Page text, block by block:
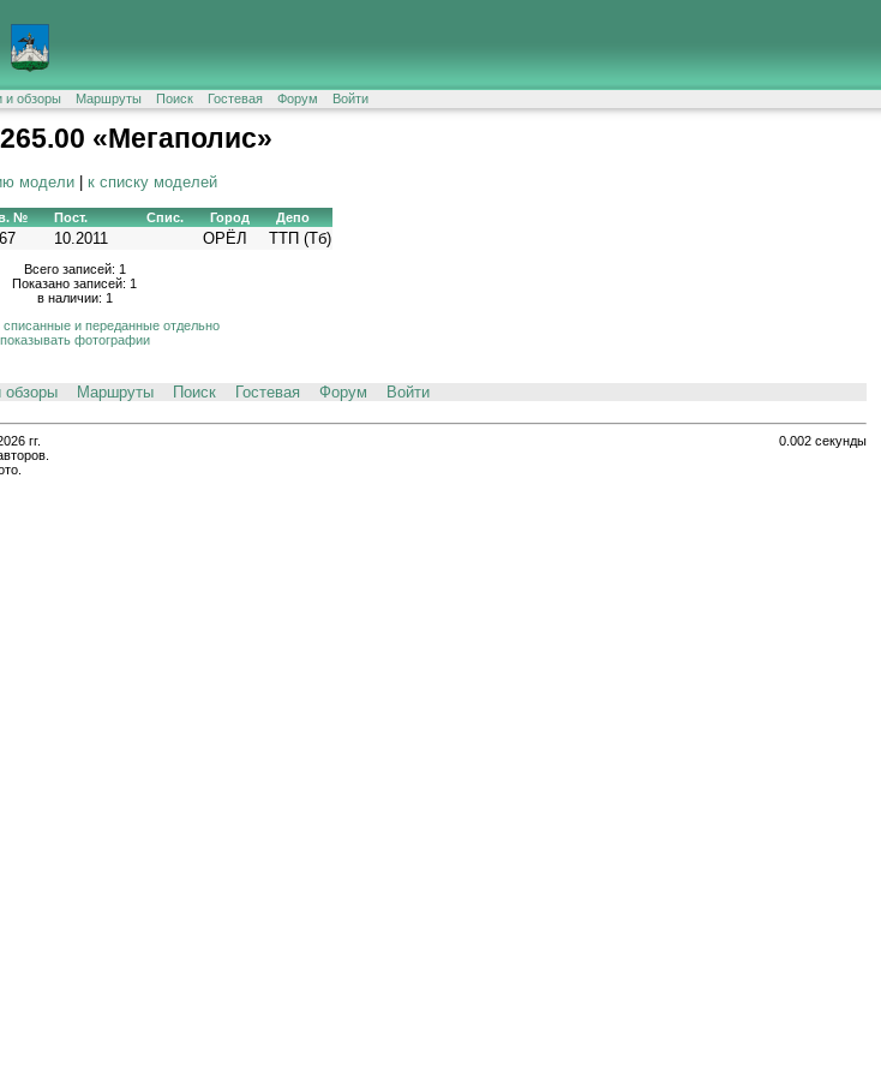
и обзоры Маршруты Поиск Гостевая Форум Войти
«Мегаполис»
модели к списку моделей
№ Пост. Спис. Город Депо
10.2011 ОРЁЛ ТТП (Тб)
Всего записей: 1
Показано записей: 1
в наличии: 1
списанные и переданные отдельно
показывать фотографии
обзоры Маршруты Поиск Гостевая Форум Войти
0.002 секунды
гг.